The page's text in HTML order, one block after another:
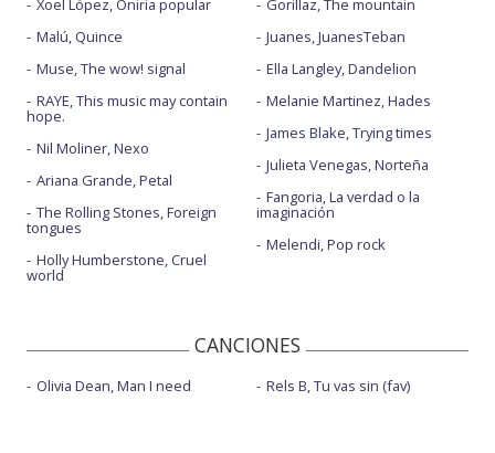
Xoel López, Oniria popular
Malú, Quince
Muse, The wow! signal
RAYE, This music may contain
hope.
Nil Moliner, Nexo
Ariana Grande, Petal
The Rolling Stones, Foreign
tongues
Holly Humberstone, Cruel
world
Gorillaz, The mountain
Juanes, JuanesTeban
Ella Langley, Dandelion
Melanie Martinez, Hades
James Blake, Trying times
Julieta Venegas, Norteña
Fangoria, La verdad o la
imaginación
Melendi, Pop rock
CANCIONES
Olivia Dean, Man I need Rels B, Tu vas sin (fav)